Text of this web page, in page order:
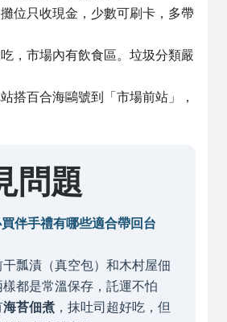
位只收現金，少數可刷卡，多帶
，市場內有飲食區。垃圾分類嚴
搭百合海鷗號到「市場前站」，
問題
伴手禮有哪些適合帶回台
瓢漬（真空包）和木村屋佃
都是常溫保存，託運不怕
海苔佃煮 ，抹吐司超好吃，但